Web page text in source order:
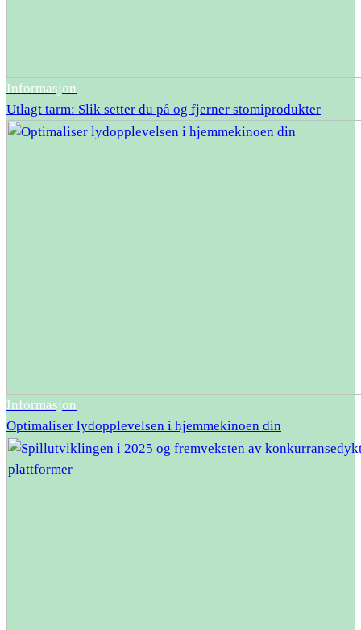
Informasjon
Utlagt tarm: Slik setter du på og fjerner stomiprodukter
Informasjon
Optimaliser lydopplevelsen i hjemmekinoen din